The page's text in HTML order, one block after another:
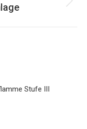
Stufe III